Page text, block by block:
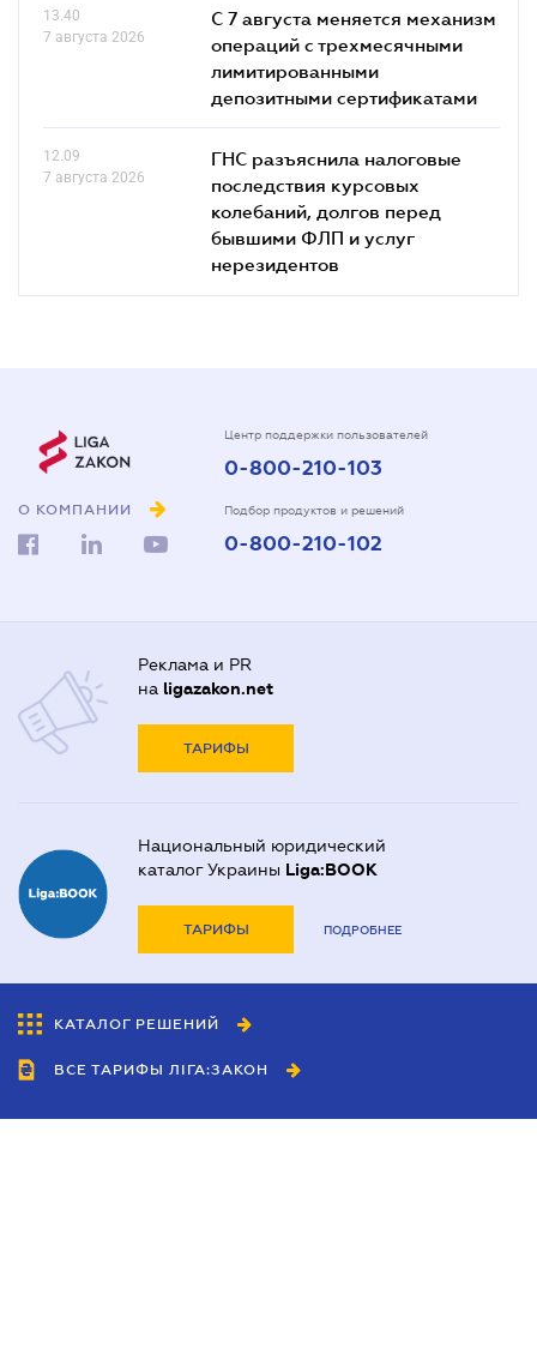
13.40
7 августа 2026
С 7 августа меняется механизм
операций с трехмесячными
лимитированными
депозитными сертификатами
12.09
7 августа 2026
ГНС разъяснила налоговые
последствия курсовых
колебаний, долгов перед
бывшими ФЛП и услуг
нерезидентов
О КОМПАНИИ
Центр поддержки пользователей
0-800-210-103
Подбор продуктов и решений
0-800-210-102
Реклама и PR
на ligazakon.net
ТАРИФЫ
Национальный юридический
каталог Украины Liga:BOOK
ТАРИФЫ ПОДРОБНЕЕ
КАТАЛОГ РЕШЕНИЙ
ВСЕ ТАРИФЫ ЛІГА:ЗАКОН